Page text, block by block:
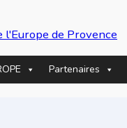
l'Europe de Provence
Partenaires